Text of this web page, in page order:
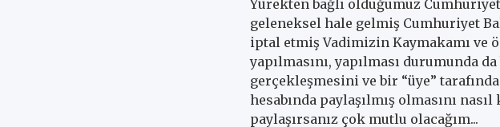
Yürekten bağlı olduğumuz
geleneksel hale gelmiş Cumhuriyet
iptal etmiş Vadimizin Kaymakamı ve
yapılmasını, yapılması durumunda
gerçekleşmesini ve bir “üye”
hesabında paylaşılmış olmasını
paylaşırsanız çok mutlu olacağım...